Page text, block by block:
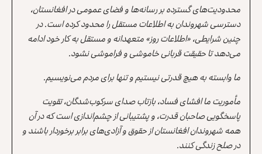
محدودیت‌های گسترده بر رسانه‌ها و فضای عمومی در افغانستان،
دسترسی شهروندان به اطلاعات مستقل را محدود کرده است. در
چنین شرایطی، «اطلاعات روز» متعهدانه و مستقل به کار خود ادامه
می‌دهد تا حقیقت قربانی خاموشی و فراموشی نشود.
ما وابسته به هیچ قدرتی نیستیم و تنها برای مردم می‌نویسیم.
مأموریت ما افشای فساد، بازتاب صدای سرکوب‌شدگان، تقویت
پاسخگویی صاحبان قدرت، و پشتیبانی از چشم‌اندازی است که در آن
همه شهروندان افغانستان از حقوق و آزادی‌های برابر برخوردار باشند و
در صلح زندگی کنند.